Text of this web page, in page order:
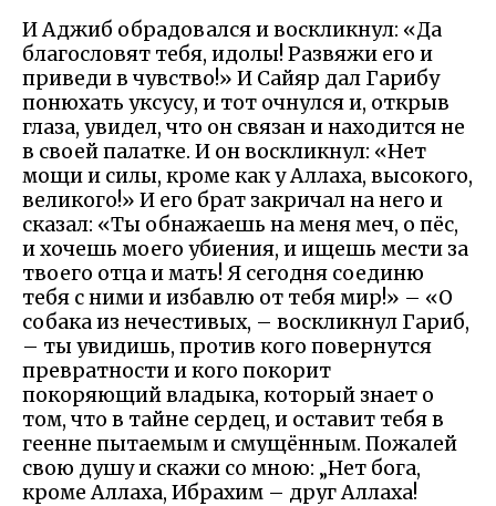
И Аджиб обрадовался и воскликнул: «Да
благословят тебя, идолы! Развяжи его и
приведи в чувство!» И Сайяр дал Гарибу
понюхать уксусу, и тот очнулся и, открыв
глаза, увидел, что он связан и находится не
в своей палатке. И он воскликнул: «Нет
мощи и силы, кроме как у Аллаха, высокого,
великого!» И его брат закричал на него и
сказал: «Ты обнажаешь на меня меч, о пёс,
и хочешь моего убиения, и ищешь мести за
твоего отца и мать! Я сегодня соединю
тебя с ними и избавлю от тебя мир!» – «О
собака из нечестивых, – воскликнул Гариб,
– ты увидишь, против кого повернутся
превратности и кого покорит
покоряющий владыка, который знает о
том, что в тайне сердец, и оставит тебя в
геенне пытаемым и смущённым. Пожалей
свою душу и скажи со мною: „Нет бога,
кроме Аллаха, Ибрахим – друг Аллаха!